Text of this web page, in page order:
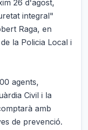
26 d'agost,
integral"
Raga, en
la Policia Local i
agents,
Civil i la
amb
de prevenció.